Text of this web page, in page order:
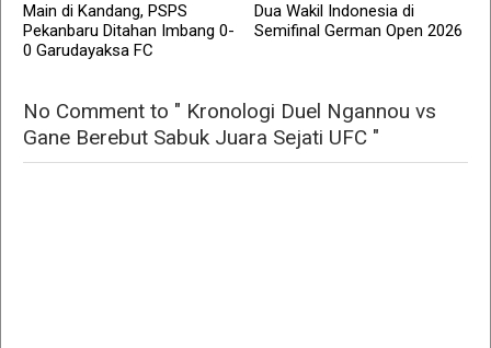
Main di Kandang, PSPS
Pekanbaru Ditahan Imbang 0-
0 Garudayaksa FC
Dua Wakil Indonesia di
Semifinal German Open 2026
No Comment to " Kronologi Duel Ngannou vs
Gane Berebut Sabuk Juara Sejati UFC "